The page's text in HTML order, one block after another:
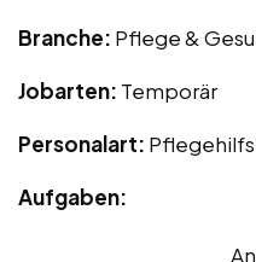
Branche: Pflege &
Jobarten: Temporär
Personalart:
Aufgaben: